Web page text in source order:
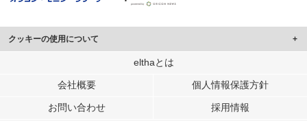
クッキーの使用について
このサイトでは Cookie を使用して、ユーザーに合わせたコンテンツや広告の
行っています。
メディアや広告配信、データ解析の各パートナーに提供しています。
elthaとは
会社概要 個人情報保護方針
お問い合わせ
採用情報